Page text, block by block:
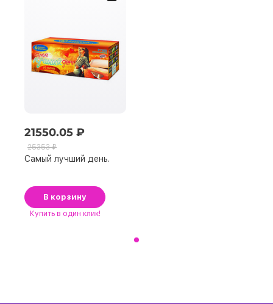
21550.05 ₽
25353 ₽
Самый лучший день.
В корзину
Купить в один клик!